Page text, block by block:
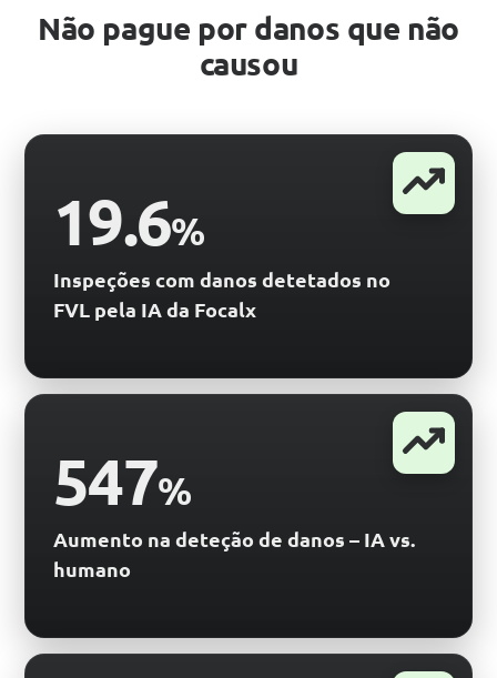
Não pague por danos que não
causou
19.6%
Inspeções com danos detetados no
FVL pela IA da Focalx
547%
Aumento na deteção de danos – IA vs.
humano